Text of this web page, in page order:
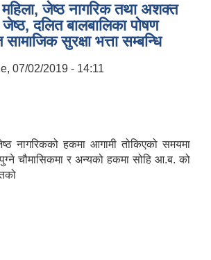
जेष्ठ नागरिक तथा अशक्त
दलित बालबालिका पोषण
सुरक्षा भत्ता सम्बन्धि
07/02/2019 - 14:11
नागरिकको हकमा आगामी तोकिएको समयमा
चौमासिकमा र अन्यको हकमा सोहि आ.ब. को